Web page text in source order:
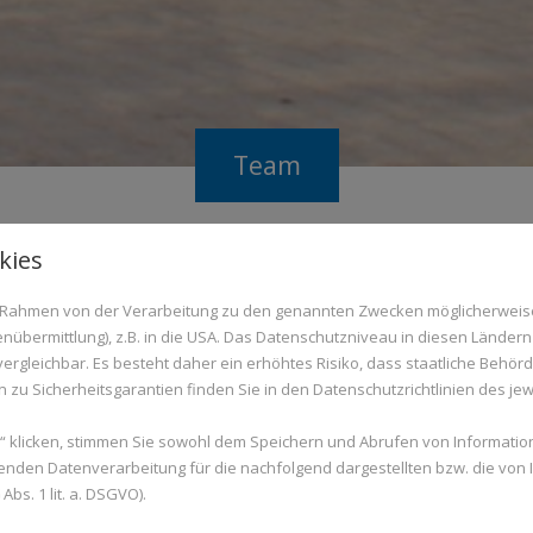
Team
Sie wissen, mit wem
von der Verarbeitung zu den genannten Zwecken
z.B. in die USA. Das Datenschutzniveau in diesen
Es besteht daher ein erhöhtes Risiko, dass staatliche
zu Sicherheitsgarantien finden Sie in den Datenschutzrichtlinien des
klicken, stimmen Sie sowohl dem Speichern und Abrufen von
Datenverarbeitung für die nachfolgend dargestellten bzw. die
1 lit. a. DSGVO).